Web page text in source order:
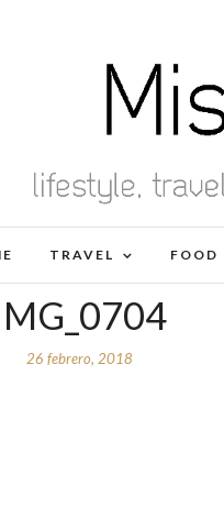
TRAVEL FOOD
26 febrero, 2018